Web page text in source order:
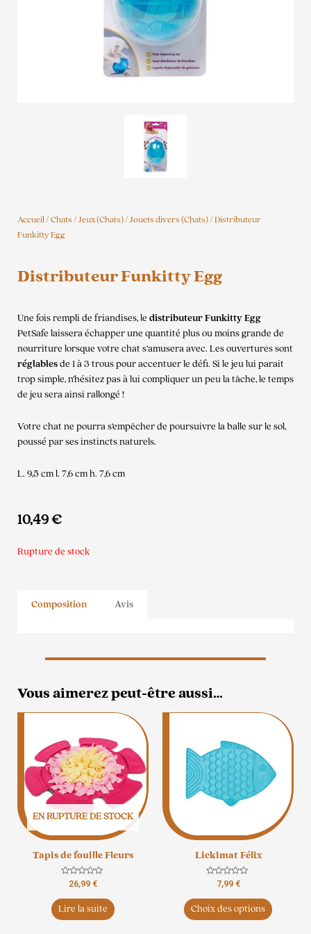
Accueil/Chats/Jeux (Chats)/Jouets divers (Chats)/ Distributeur
Funkitty Egg
Distributeur Funkitty Egg
Une fois rempli de friandises, le distributeur Funkitty Egg
PetSafe laissera échapper une quantité plus ou moins grande de
nourriture lorsque votre chat s’amusera avec. Les ouvertures sont
réglablesde 1 à 3 trous pour accentuer le défi. Si le jeu lui parait
trop simple, n’hésitez pas à lui compliquer un peu la tâche, le temps
de jeu sera ainsi rallongé !
Votre chat ne pourra s’empêcher de poursuivre la balle sur le sol,
poussé par ses instincts naturels.
L. 9,5 cm l. 7,6 cm h. 7,6 cm
10,49€
Rupture de stock
Composition Avis
Vous aimerez peut-être aussi…
EN RUPTURE DE STOCK
Tapis de fouille Fleurs
Note
sur
5
26,99 €
Lire la suite
Lickimat Félix
Note
sur
5
7,99 €
Choix des options
Ce
produit
plusieurs
options
peuvent
page